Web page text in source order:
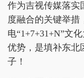
作为吉视传媒落实
度融合的关键举措
电“1+7+31+N”文
优势，是填补东北
子！